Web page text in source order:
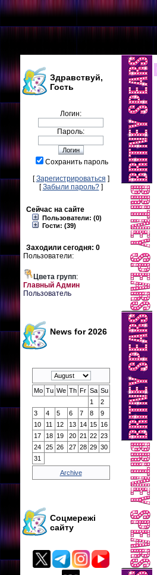
Здравствуй,
Гость
Логин:
Пароль:
Сохранить пароль
[Зарегистрироваться ]
[Забыли пароль?]
Сейчас на сайте
Пользователи: (0)
Гости: (39)
Заходили сегодня: 0
Пользователи:
Цвета групп:
Главный Админ
Пользователь
News for 2026
Mo Tu We Th Fr Sa Su
1
2
3
4 5 6 7 8
9
10
11 12 13 14 15
16
17
18 19 20 21 22 23
24
25 26 27 28 29 30
31
Archive
Соцмережі
сайту